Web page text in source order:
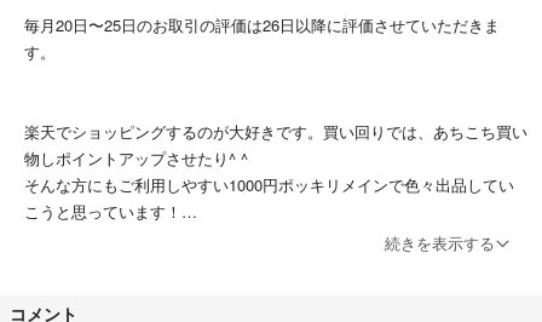
毎月20日〜25日のお取引の評価は26日以降に評価させていただきま
す。
楽天でショッピングするのが大好きです。買い回りでは、あちこち買い
物しポイントアップさせたり^ ^
そんな方にもご利用しやすい1000円ポッキリメインで色々出品してい
こうと思っています！
対応、発送に関しましては少しでもスムーズで気持ちのよいお取引がで
続きを表示する
コメント